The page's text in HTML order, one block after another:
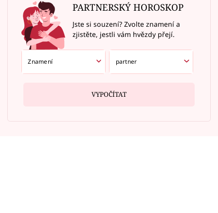
PARTNERSKÝ HOROSKOP
Jste si souzení? Zvolte znamení a
zjistěte, jestli vám hvězdy přejí.
VYPOČÍTAT